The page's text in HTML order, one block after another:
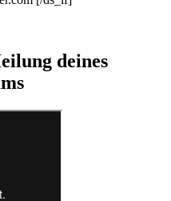
deines